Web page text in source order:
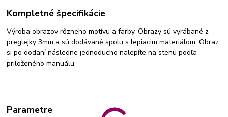
Kompletné špecifikácie
Výroba obrazov rôzneho motívu a farby. Obrazy sú vyrábané z
preglejky 3mm a sú dodávané spolu s lepiacim materiálom. Obraz
si po dodaní následne jednoducho nalepíte na stenu podľa
priloženého manuálu.
Parametre